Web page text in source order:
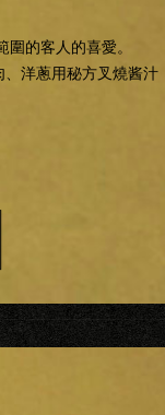
的客人的喜愛。
洋蔥用秘方叉燒酱汁